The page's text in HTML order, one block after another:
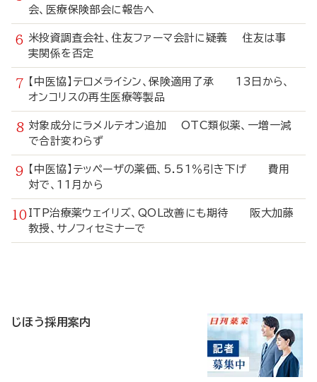
会、医療保険部会に報告へ
米投資調査会社、住友ファーマ会計に疑義 住友は事
実関係を否定
【中医協】テロメライシン、保険適用了承 13日から、
オンコリスの再生医療等製品
対象成分にラメルテオン追加 OTC類似薬、一増一減
で合計変わらず
【中医協】テッペーザの薬価、5.51％引き下げ 費用
対で、11月から
ITP治療薬ウェイリズ、QOL改善にも期待 阪大加藤
教授、サノフィセミナーで
じほう採用案内